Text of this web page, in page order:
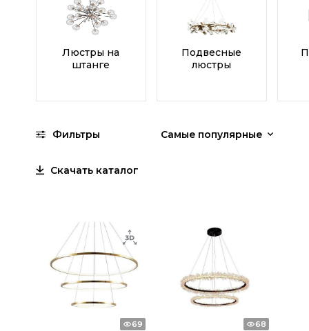
Люстры на
штанге
Подвесные
люстры
Фильтры Самые популярные
Скачать каталог
69 68